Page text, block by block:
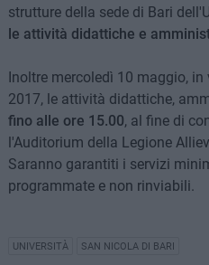
strutture della sede di Bari
le attività didattiche e
Inoltre mercoledì 10 maggio,
2017, le attività didattiche,
fino alle ore 15.00, al fine di
l'Auditorium della Legione
Saranno garantiti i servizi
programmate e non rinviabili.
UNIVERSITÀ SAN NICOLA DI BARI